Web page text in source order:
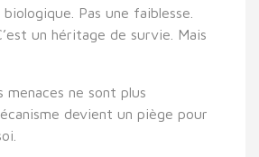
Pas une faiblesse.
un héritage de survie. Mais
menaces ne sont plus
devient un piège pour